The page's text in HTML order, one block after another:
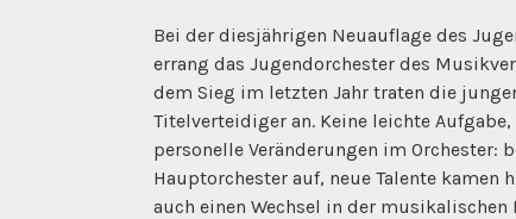
Bei der diesjährigen Neuauflage des
errang das Jugendorchester des
dem Sieg im letzten Jahr traten die
Titelverteidiger an. Keine leichte
personelle Veränderungen im
Hauptorchester auf, neue Talente
auch einen Wechsel in der musikalischen